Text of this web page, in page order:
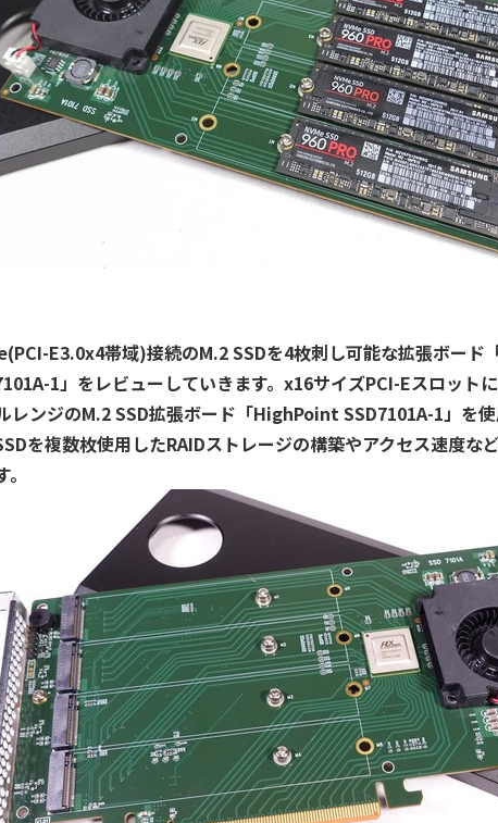
E3.0x4帯域)接続のM.2 SSDを4枚刺し可能な拡張ボー
1」をレビューしていきます。x16サイズPCI-Eスロット
レンジのM.2 SSD拡張ボード「HighPoint SSD7101A-1」を
を複数枚使用したRAIDストレージの構築やアクセス速度な